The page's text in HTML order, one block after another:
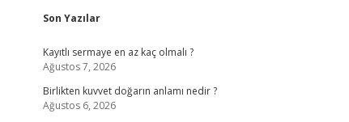
Sidebar
Son Yazılar
Kayıtlı sermaye en az kaç olmalı ?
Ağustos 7, 2026
Birlikten kuvvet doğarın anlamı nedir ?
Ağustos 6, 2026